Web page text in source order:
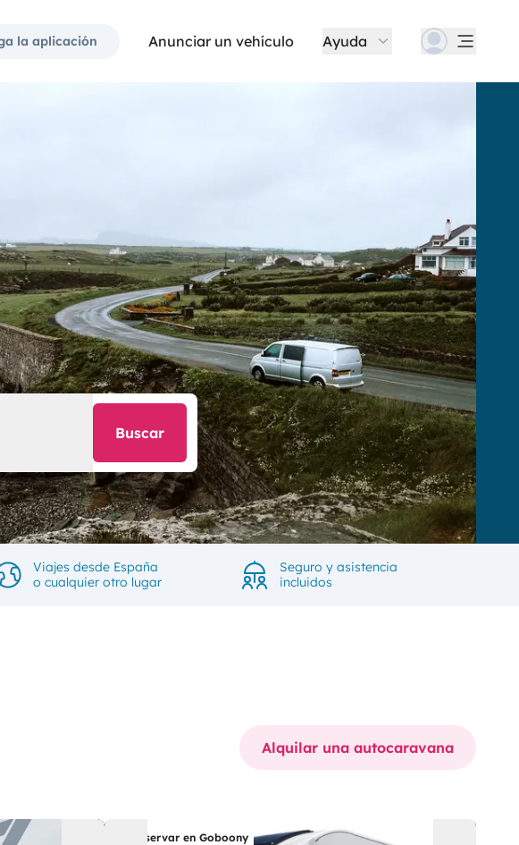
la aplicación Anunciar un vehículo Ayuda
Buscar
Viajes desde España
o cualquier otro lugar
Seguro y asistencia
incluidos
Alquilar una autocaravana
Reservar en Goboony